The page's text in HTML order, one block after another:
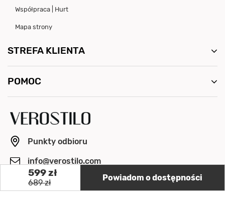
Współpraca | Hurt
Mapa strony
STREFA KLIENTA
POMOC
Punkty odbioru
info@verostilo.com
+48 500 064 154
Pon. - Pt. 8:00 - 16:00
599 zł
689 zł Powiadom o dostępności